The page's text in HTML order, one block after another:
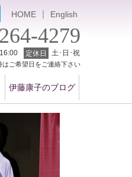
HOME ｜ English
伊藤康子のブログ
4279
定休日 土･日･祝
ご希望日をご連絡下さい